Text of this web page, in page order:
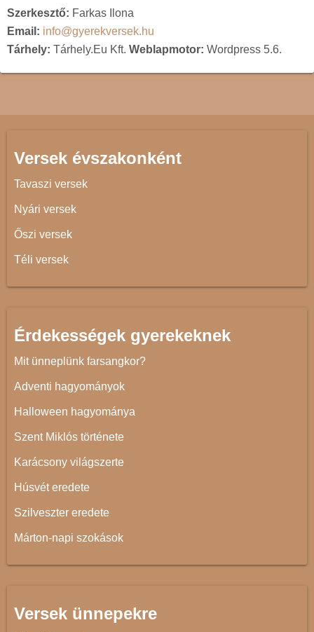
Szerkesztő: Farkas Ilona
Email: info@gyerekversek.hu
Tárhely: Tárhely.Eu Kft. Weblapmotor: Wordpress 5.6.
Versek évszakonként
Tavaszi versek
Nyári versek
Őszi versek
Téli versek
Érdekességek gyerekeknek
Mit ünneplünk farsangkor?
Adventi hagyományok
Halloween hagyománya
Szent Miklós története
Karácsony világszerte
Húsvét eredete
Szilveszter eredete
Márton-napi szokások
Versek ünnepekre